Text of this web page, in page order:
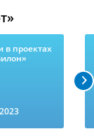
в проектах